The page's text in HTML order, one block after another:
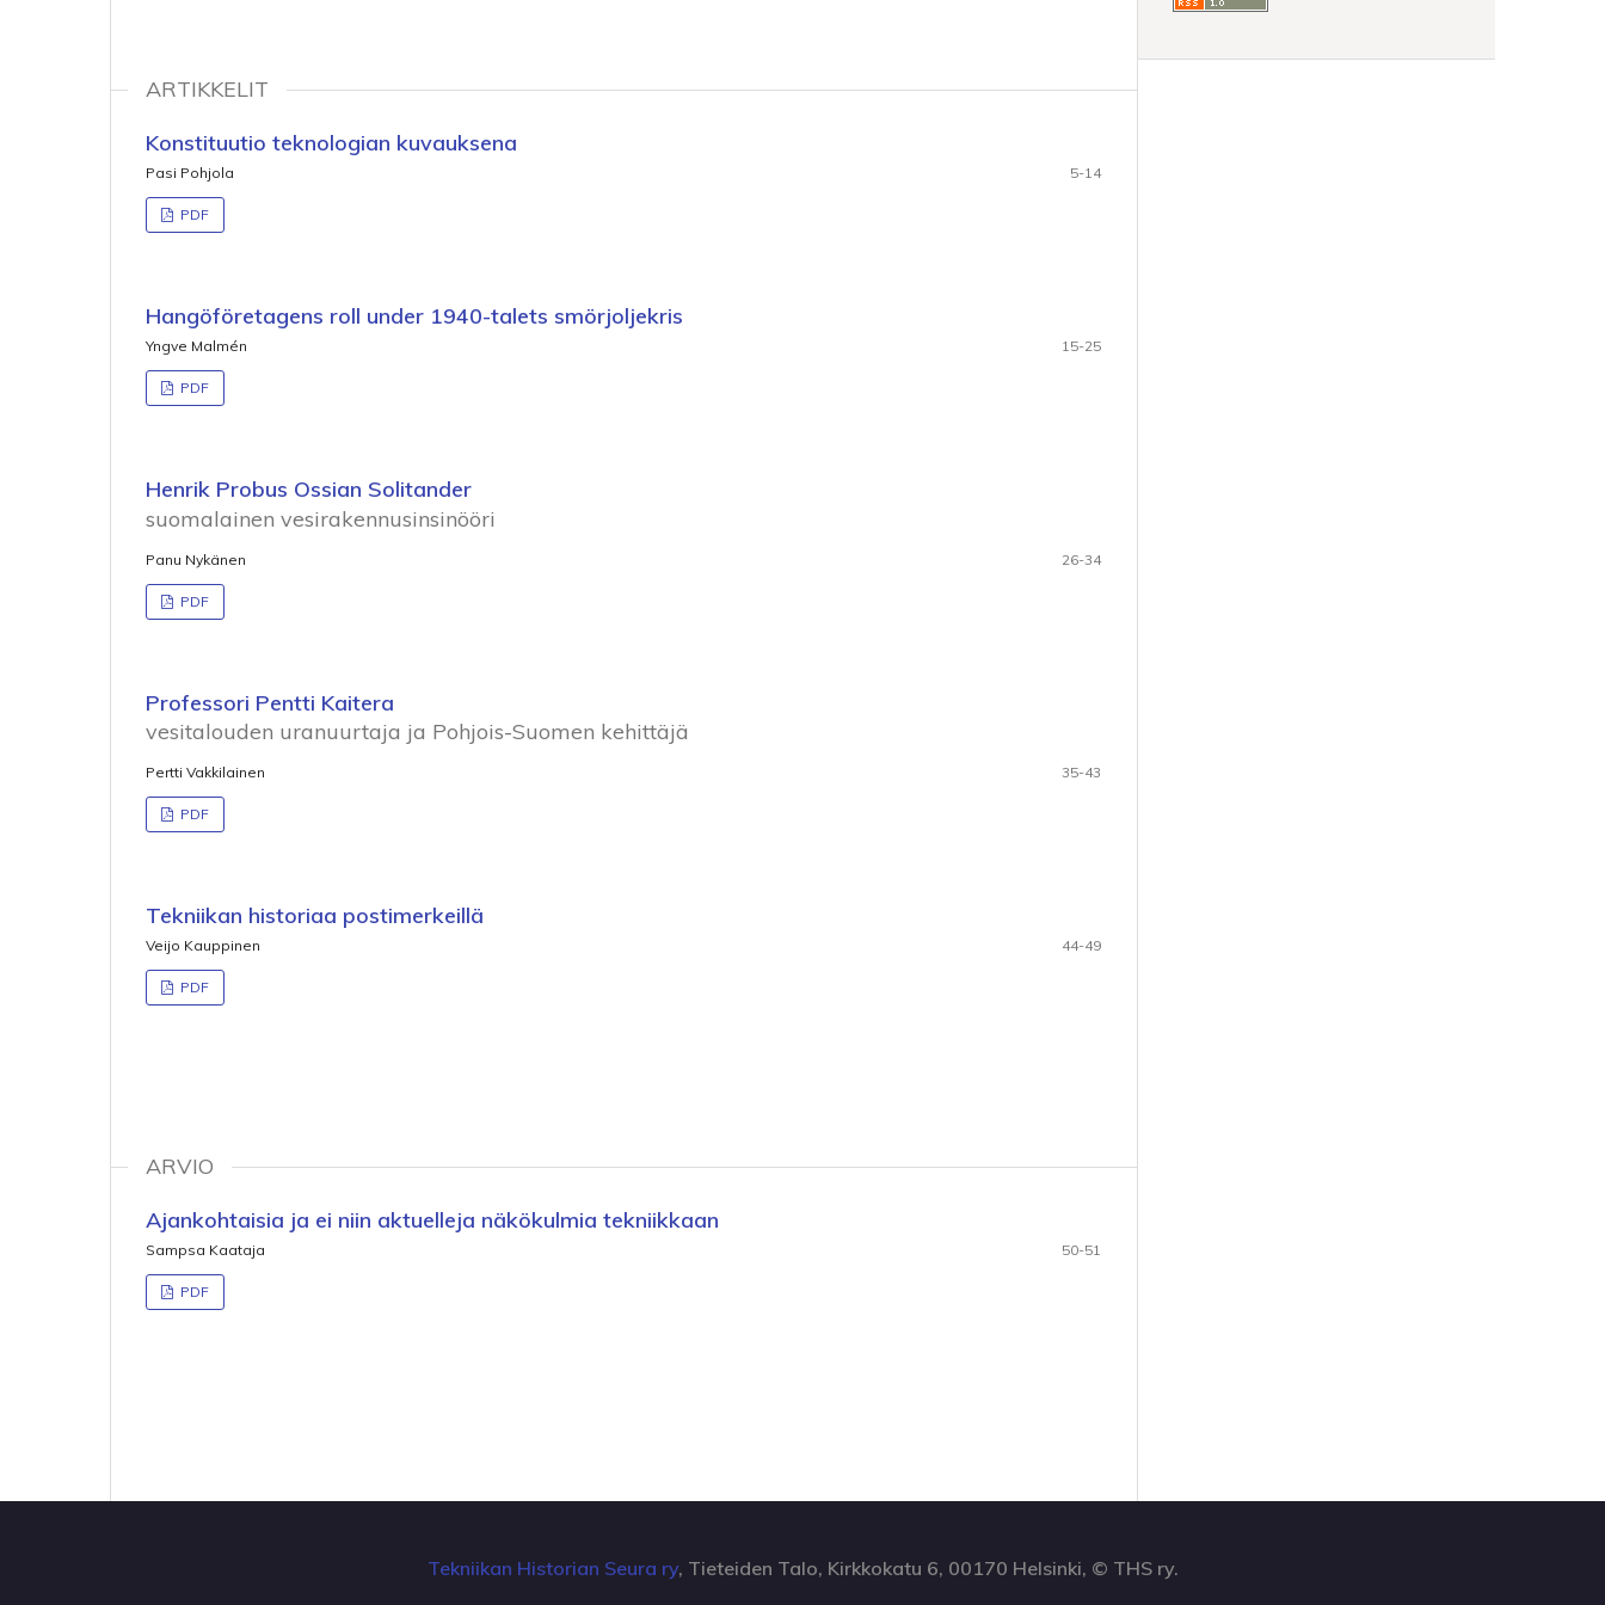
ARTIKKELIT
Konstituutio teknologian kuvauksena
Pasi Pohjola 5-14
PDF
Hangöföretagens roll under 1940-talets smörjoljekris
Yngve Malmén 15-25
PDF
Henrik Probus Ossian Solitander
suomalainen vesirakennusinsinööri
Panu Nykänen 26-34
PDF
Professori Pentti Kaitera
vesitalouden uranuurtaja ja Pohjois-Suomen kehittäjä
Pertti Vakkilainen 35-43
PDF
Tekniikan historiaa postimerkeillä
Veijo Kauppinen 44-49
PDF
ARVIO
Ajankohtaisia ja ei niin aktuelleja näkökulmia tekniikkaan
Sampsa Kaataja 50-51
PDF
Tekniikan Historian Seura ry, Tieteiden Talo, Kirkkokatu 6, 00170 Helsinki, © THS ry.